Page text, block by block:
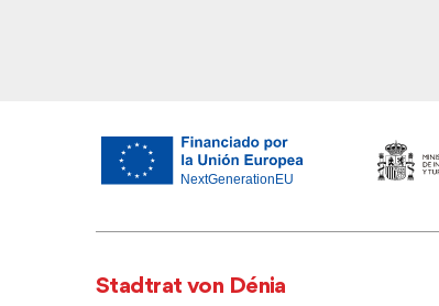
Stadtrat von Dénia